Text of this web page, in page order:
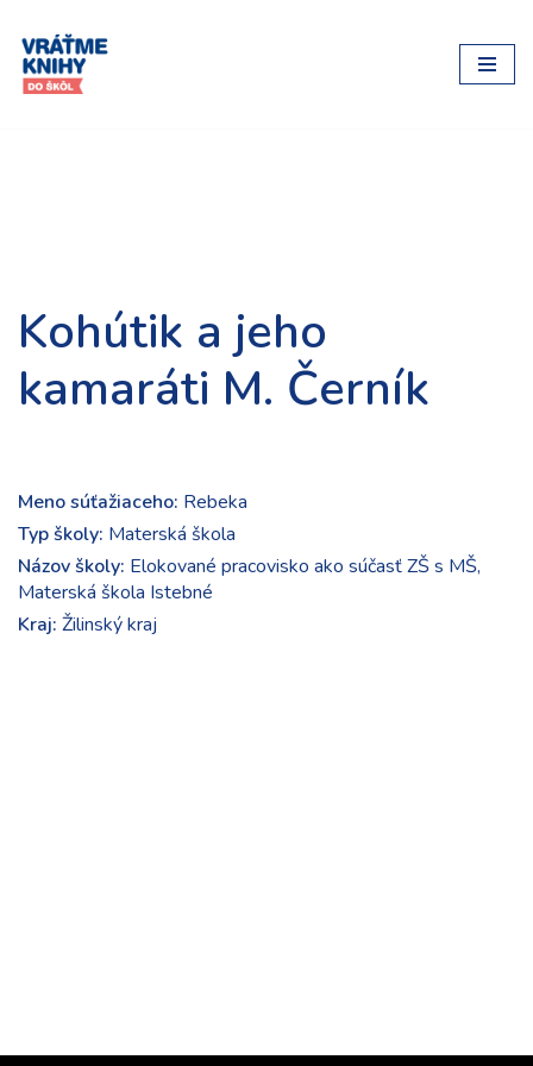
Preskočiť
na
Kohútik a jeho
kamaráti M. Černík
Meno súťažiaceho: Rebeka
Typ školy: Materská škola
Názov školy: Elokované pracovisko ako súčasť ZŠ s MŠ,
Materská škola Istebné
Kraj: Žilinský kraj